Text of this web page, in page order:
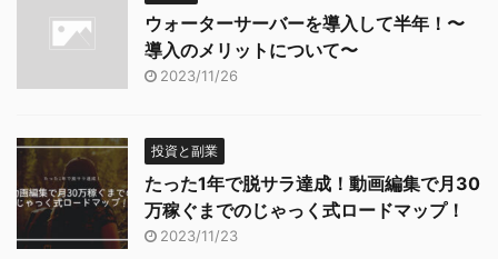
ウォーターサーバーを導入して半年！〜
導入のメリットについて〜
2023/11/26
投資と副業
たった1年で脱サラ達成！動画編集で月30
万稼ぐまでのじゃっく式ロードマップ！
2023/11/23